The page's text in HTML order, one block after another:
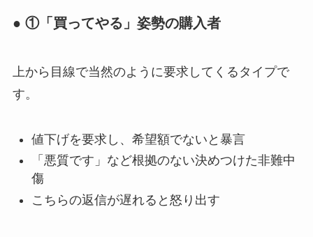
● ①「買ってやる」姿勢の購入者
上から目線で当然のように要求してくるタイプで
す。
値下げを要求し、希望額でないと暴言
「悪質です」など根拠のない決めつけた非難中
傷
こちらの返信が遅れると怒り出す